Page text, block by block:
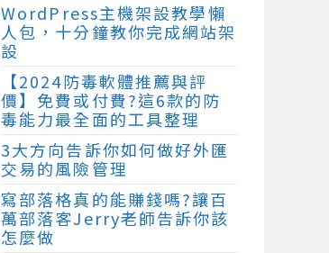
WordPress主機架設教學懶
人包，十分鐘教你完成網站架
設
【2024防毒軟體推薦與評
價】免費或付費?這6款的防
毒能力最全面的工具整理
3大方向告訴你如何做好外匯
交易的風險管理
寫部落格真的能賺錢嗎?讓百
萬部落客Jerry老師告訴你該
怎麼做